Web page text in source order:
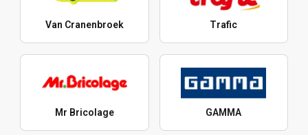
Van Cranenbroek Trafic
Mr Bricolage GAMMA